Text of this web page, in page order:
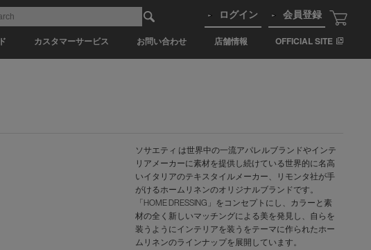
カスタマーサービス お問い合わせ 店舗情報 OFFICIAL SITE
ログイン 会員登録
ソサエティ は世界中の一流アパレルブランドやインテ
リアメーカーに素材を提供し続けている世界的に名高
いイタリアのテキスタイルメーカー、リモンタ社が手
がけるホームリネンのオリジナルブランドです。
「HOME DRESSING」をコンセプトにし、カラーと素
材の全く新しいマッチングによる美を発見し、自らを
装うようにインテリアを装うをテーマに作られたホー
ムリネンのラインナップを展開しています。